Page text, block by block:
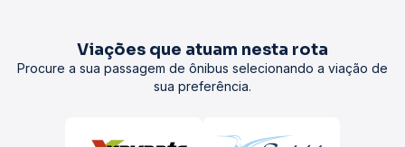
Viações que atuam nesta rota
Procure a sua passagem de ônibus selecionando a viação de
sua preferência.